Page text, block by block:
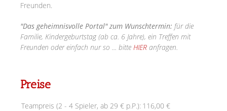
Freunden.
"Das geheimnisvolle Portal" zum Wunschtermin: für die
Familie, Kindergeburtstag (ab ca. 6 Jahre), ein Treffen mit
Freunden oder einfach nur so ... bitte HIER anfragen.
Preise
Teampreis (2 - 4 Spieler, ab 29 € p.P.): 116,00 €